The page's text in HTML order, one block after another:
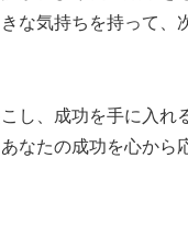
な気持ちを持って、
し、成功を手に入れ
なたの成功を心から